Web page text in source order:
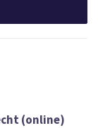
(online)